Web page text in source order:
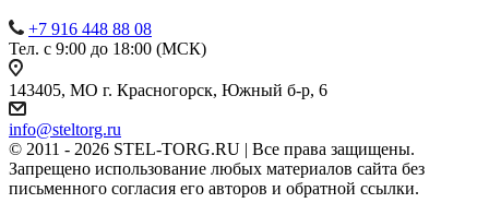
+7 916 448 88 08
Тел. с 9:00 до 18:00 (МСК)
143405, МО г. Красногорск, Южный б-р, 6
info@steltorg.ru
© 2011 - 2026 STEL-TORG.RU | Все права защищены.
Запрещено использование любых материалов сайта без
письменного согласия его авторов и обратной ссылки.